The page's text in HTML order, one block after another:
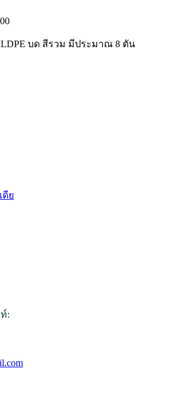
บด สีรวม มีประมาณ 8 ตัน
ดีย
: